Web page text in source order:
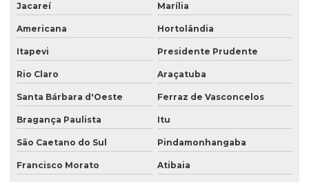
Empresa terceirização recepcionista
Empresa de terceirização de serviços gerais
Empresa de terceirização de serviços de limpeza
Empresa terceirização de zelador
Empresa terceirização zeladoria
Empresa terceirizada de limpeza
Empresa terceirizada portaria
Jacareí Marília
Americana Hortolândia
Itapevi Presidente Prudente
Rio Claro Araçatuba
Santa Bárbara d'Oeste Ferraz de Vasconcelos
Bragança Paulista Itu
São Caetano do Sul Pindamonhangaba
Francisco Morato Atibaia